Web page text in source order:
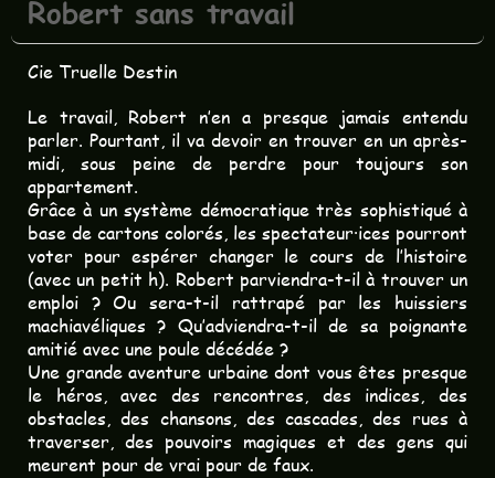
Robert sans travail
Cie Truelle Destin
Le travail, Robert n’en a presque jamais entendu
parler. Pourtant, il va devoir en trouver en un après-
midi, sous peine de perdre pour toujours son
appartement.
Grâce à un système démocratique très sophistiqué à
base de cartons colorés, les spectateur·ices pourront
voter pour espérer changer le cours de l’histoire
(avec un petit h). Robert parviendra-t-il à trouver un
emploi ? Ou sera-t-il rattrapé par les huissiers
machiavéliques ? Qu’adviendra-t-il de sa poignante
amitié avec une poule décédée ?
Une grande aventure urbaine dont vous êtes presque
le héros, avec des rencontres, des indices, des
obstacles, des chansons, des cascades, des rues à
traverser, des pouvoirs magiques et des gens qui
meurent pour de vrai pour de faux.